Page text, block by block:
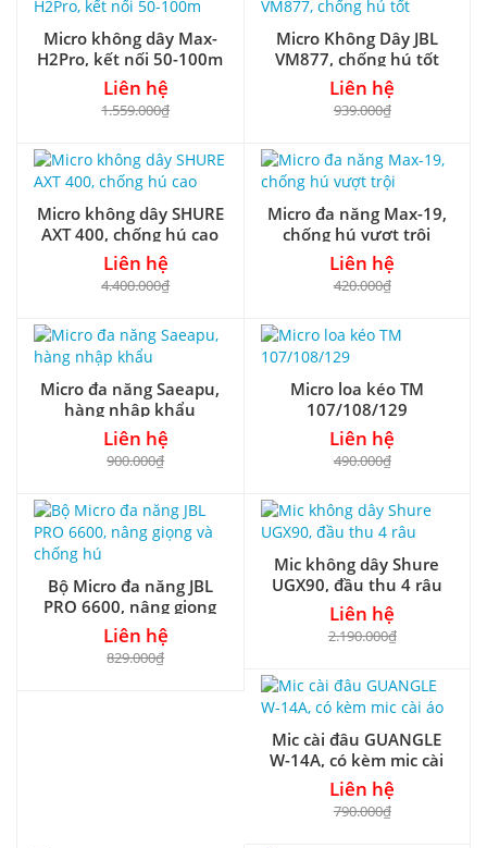
Micro không dây Max-
H2Pro, kết nối 50-100m
Liên hệ
1.559.000₫
Micro Không Dây JBL
VM877, chống hú tốt
Liên hệ
939.000₫
Micro không dây SHURE
AXT 400, chống hú cao
Liên hệ
4.400.000₫
Micro đa năng Max-19,
chống hú vượt trội
Liên hệ
420.000₫
Micro đa năng Saeapu,
hàng nhập khẩu
Liên hệ
900.000₫
Micro loa kéo TM
107/108/129
Liên hệ
490.000₫
Bộ Micro đa năng JBL
PRO 6600, nâng giọng
và chống hú
Liên hệ
829.000₫
Mic không dây Shure
UGX90, đầu thu 4 râu
Liên hệ
2.190.000₫
Mic cài đâu GUANGLE
W-14A, có kèm mic cài
áo
Liên hệ
790.000₫